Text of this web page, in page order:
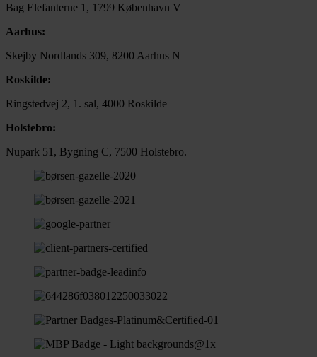
Bag Elefanterne 1, 1799 København V
Aarhus:
Skejby Nordlands 309, 8200 Aarhus N
Roskilde:
Ringstedvej 2, 1. sal, 4000 Roskilde
Holstebro:
Nupark 51, Bygning C, 7500 Holstebro.